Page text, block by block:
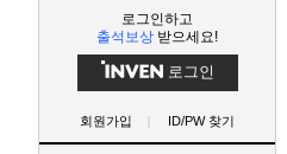
로그인하고
출석보상 받으세요!
로그인
회원가입 ID/PW 찾기